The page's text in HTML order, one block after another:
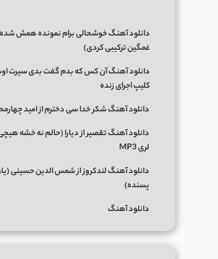
دانلود آهنگ خوشحالی برام نمونده همش
غمگین ترکیبی کردی)
دانلود آهنگ آن کس که بدم گفت بدی سیرت
کلیپ اجرای زنده
دانلود آهنگ شکر خدا سی دخترم از امید
دانلود آهنگ تقصیر از دیارا (حالم نه خشه
لری MP3
دانلود آهنگ لندکروز از شمس الدین حسینی
پسنده)
دانلود آهنگ